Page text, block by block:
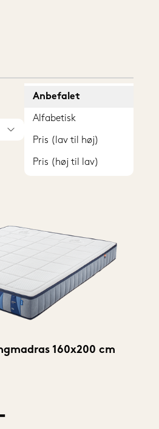
Anbefalet
Alfabetisk
Pris (lav til høj)
Pris (høj til lav)
160x200 cm